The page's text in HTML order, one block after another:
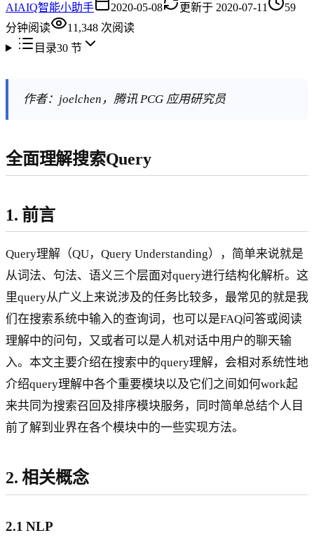
AIAIQ智能小助手 2020-05-08 更新于 2020-07-11
59
分钟阅读
11,348 次阅读
目录30节
作者：joelchen，腾讯 PCG 应用研究员
全面理解搜索Query
1. 前言
Query理解（QU，Query Understanding），简单来说就是
从词法、句法、语义三个层面对query进行结构化解析。这
里query从广义上来说涉及的任务比较多，最常见的就是我
们在搜索系统中输入的查询词，也可以是FAQ问答或阅读
理解中的问句，又或者可以是人机对话中用户的聊天输
入。本文主要介绍在搜索中的query理解，会相对系统性地
介绍query理解中各个重要模块以及它们之间如何work起
来共同为搜索召回及排序模块服务，同时简单总结个人目
前了解到业界在各个模块中的一些实现方法。
2. 相关概念
2.1 NLP